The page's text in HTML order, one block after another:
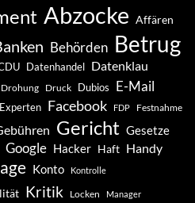
Abzocke Affären
Behörden Betrug
Datenhandel Datenklau
Drohung Druck Dubios E-Mail
Experten Facebook FDP Festnahme
Gericht Gesetze
Google Hacker Haft Handy
Konto Kontrolle
Kritik Locken Manager